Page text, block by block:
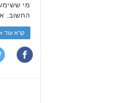
מי
החשוב.
קרא עוד »